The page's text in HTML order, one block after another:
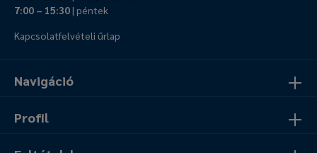
Navigáció
Profil
7:00 – 15:30| péntek
Kapcsolatfelvételi űrlap